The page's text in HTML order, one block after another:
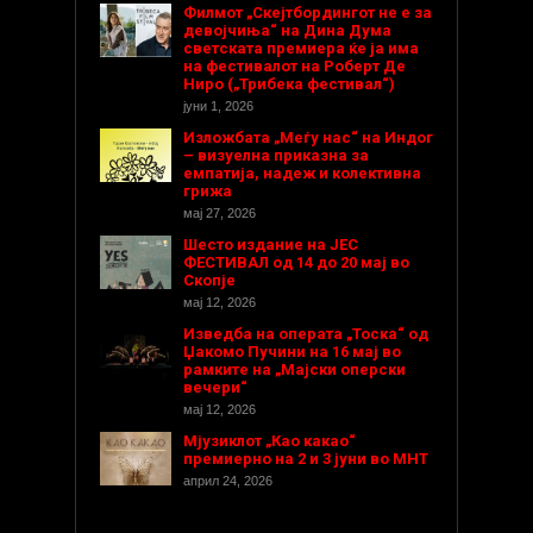
Филмот „Скејтбордингот не е за
девојчиња“ на Дина Дума
светската премиера ќе ја има
на фестивалот на Роберт Де
Ниро („Трибека фестивал“)
јуни 1, 2026
Изложбата „Меѓу нас“ на Индог
– визуелна приказна за
емпатија, надеж и колективна
грижа
мај 27, 2026
Шесто издание на ЈЕС
ФЕСТИВАЛ од 14 до 20 мај во
Скопје
мај 12, 2026
Изведба на операта „Тоска“ од
Џакомо Пучини на 16 мај во
рамките на „Мајски оперски
вечери“
мај 12, 2026
Мјузиклот „Као какао“
премиерно на 2 и 3 јуни во МНТ
април 24, 2026